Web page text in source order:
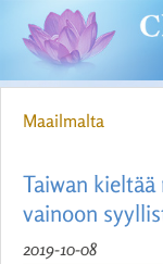
Maailmalta
Taiwan
vainoon
2019-10-08